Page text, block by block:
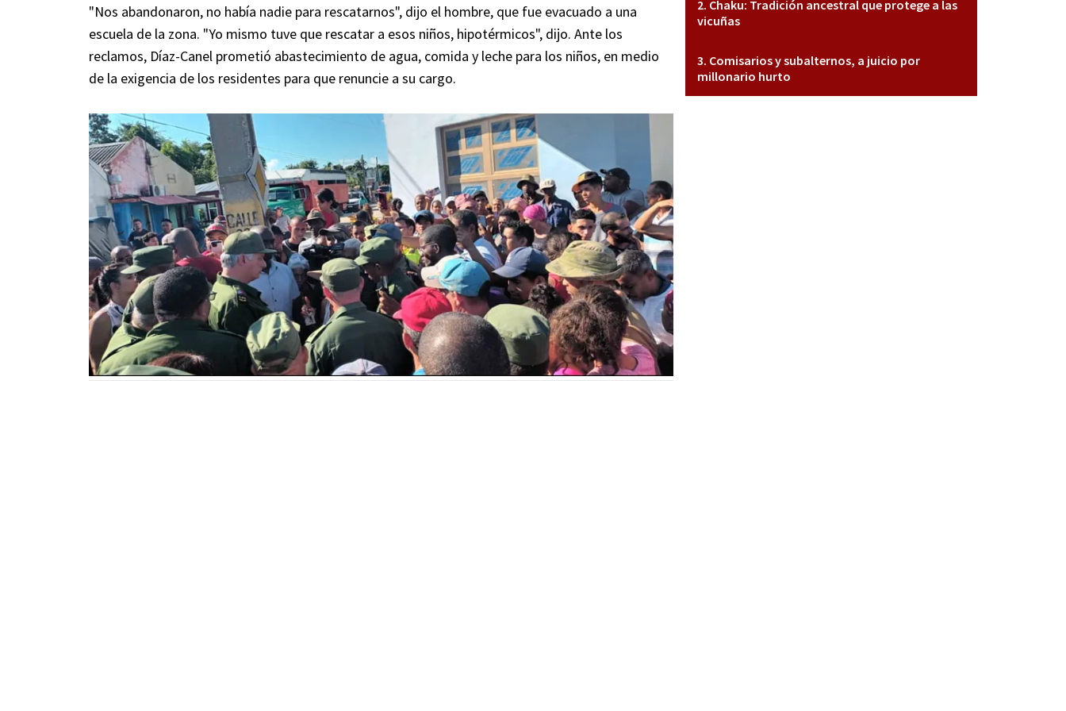
"Nos abandonaron, no había nadie para rescatarnos", dijo el hombre, que fue evacuado a una
escuela de la zona. "Yo mismo tuve que rescatar a esos niños, hipotérmicos", dijo. Ante los
reclamos, Díaz-Canel prometió abastecimiento de agua, comida y leche para los niños, en medio
de la exigencia de los residentes para que renuncie a su cargo.
Chaku: Tradición ancestral que protege a las
vicuñas
Comisarios y subalternos, a juicio por
millonario hurto